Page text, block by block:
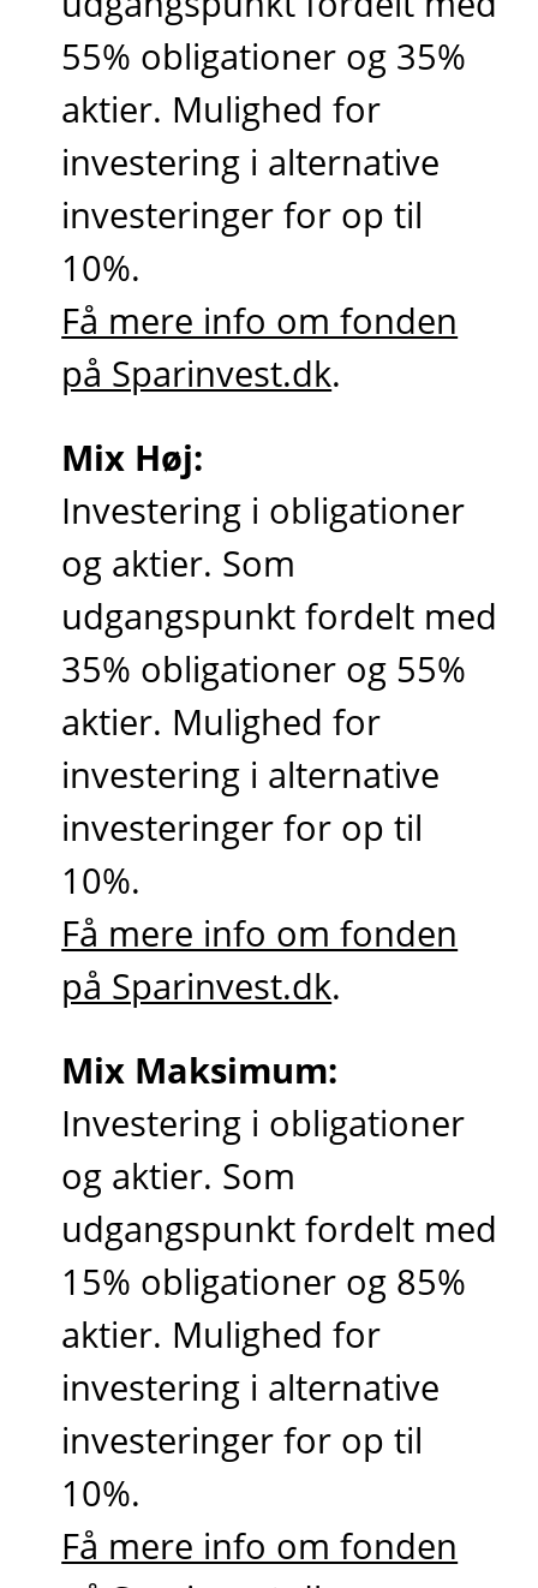
55% obligationer og 35%
aktier. Mulighed for
investering i alternative
investeringer for op til
10%.
Få mere info om fonden
på Sparinvest.dk.
Mix Høj:
Investering i obligationer
og aktier. Som
udgangspunkt fordelt med
35% obligationer og 55%
aktier. Mulighed for
investering i alternative
investeringer for op til
10%.
Få mere info om fonden
på Sparinvest.dk.
Mix Maksimum:
Investering i obligationer
og aktier. Som
udgangspunkt fordelt med
15% obligationer og 85%
aktier. Mulighed for
investering i alternative
investeringer for op til
10%.
Få mere info om fonden